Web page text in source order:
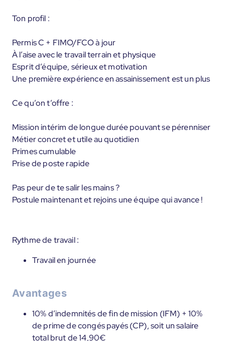
Ton profil :
Permis C + FIMO/FCO à jour
À l’aise avec le travail terrain et physique
Esprit d’équipe, sérieux et motivation
Une première expérience en assainissement est un plus
Ce qu’on t’offre :
Mission intérim de longue durée pouvant se pérenniser
Métier concret et utile au quotidien
Primes cumulable
Prise de poste rapide
Pas peur de te salir les mains ?
Postule maintenant et rejoins une équipe qui avance !
Rythme de travail :
Travail en journée
Avantages
10% d’indemnités de fin de mission (IFM) + 10%
de prime de congés payés (CP), soit un salaire
total brut de 14,90€